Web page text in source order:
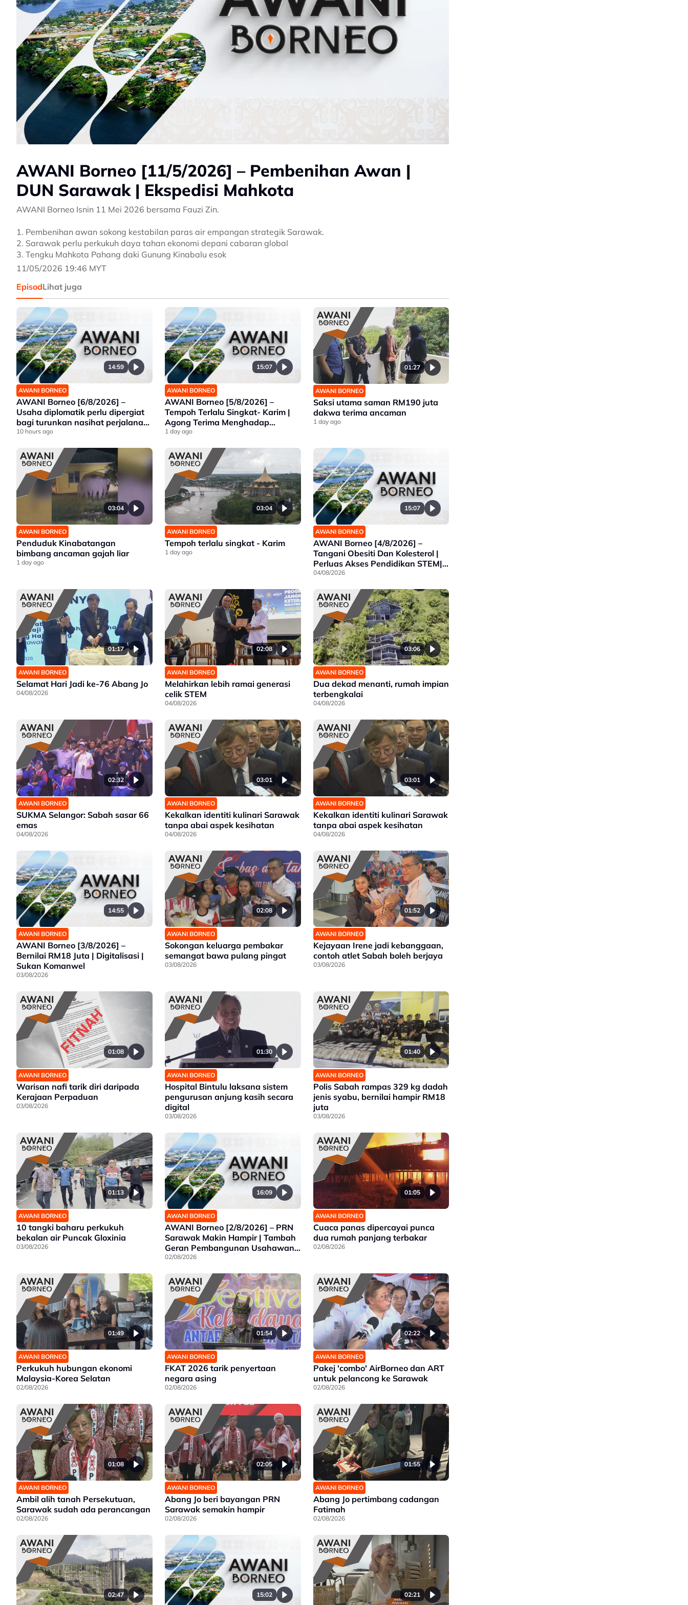
AWANI Borneo [11/5/2026] – Pembenihan Awan |
DUN Sarawak | Ekspedisi Mahkota
AWANI Borneo Isnin 11 Mei 2026 bersama Fauzi Zin.
1. Pembenihan awan sokong kestabilan paras air empangan strategik Sarawak.
2. Sarawak perlu perkukuh daya tahan ekonomi depani cabaran global
3. Tengku Mahkota Pahang daki Gunung Kinabalu esok
11/05/2026 19:46 MYT
EpisodLihat juga
14:59
AWANI BORNEO
AWANI Borneo [6/8/2026] –
Usaha diplomatik perlu dipergiat
bagi turunkan nasihat perjalanan
ke ESSZONE – Hajiji | Politeknik
keperluan industri Sabah |
Jawatankuasa khas ditubuh
perkasa usaha beli produk
tempatan
10 hours ago
15:07
AWANI BORNEO
AWANI Borneo [5/8/2026] –
Tempoh Terlalu Singkat- Karim |
Agong Terima Menghadap
Premier Sarawak | Ancaman
1 day ago
01:27
AWANI BORNEO
Saksi utama saman RM190 juta
dakwa terima ancaman
1 day ago
03:04
AWANI BORNEO
Penduduk Kinabatangan
bimbang ancaman gajah liar
1 day ago
03:04
AWANI BORNEO
Tempoh terlalu singkat - Karim
1 day ago
15:07
AWANI BORNEO
AWANI Borneo [4/8/2026] –
Tangani Obesiti Dan Kolesterol |
Perluas Akses Pendidikan STEM|
Sabah Intai Juara SUKMA
04/08/2026
01:17
AWANI BORNEO
Selamat Hari Jadi ke-76 Abang Jo
04/08/2026
02:08
AWANI BORNEO
Melahirkan lebih ramai generasi
celik STEM
04/08/2026
03:06
AWANI BORNEO
Dua dekad menanti, rumah impian
terbengkalai
04/08/2026
02:32
AWANI BORNEO
SUKMA Selangor: Sabah sasar 66
emas
04/08/2026
03:01
AWANI BORNEO
Kekalkan identiti kulinari Sarawak
tanpa abai aspek kesihatan
04/08/2026
03:01
AWANI BORNEO
Kekalkan identiti kulinari Sarawak
tanpa abai aspek kesihatan
04/08/2026
14:55
AWANI BORNEO
AWANI Borneo [3/8/2026] –
Bernilai RM18 Juta | Digitalisasi |
Sukan Komanwel
03/08/2026
02:08
AWANI BORNEO
Sokongan keluarga pembakar
semangat bawa pulang pingat
03/08/2026
01:52
AWANI BORNEO
Kejayaan Irene jadi kebanggaan,
contoh atlet Sabah boleh berjaya
03/08/2026
01:08
AWANI BORNEO
Warisan nafi tarik diri daripada
Kerajaan Perpaduan
03/08/2026
01:30
AWANI BORNEO
Hospital Bintulu laksana sistem
pengurusan anjung kasih secara
digital
03/08/2026
01:40
AWANI BORNEO
Polis Sabah rampas 329 kg dadah
jenis syabu, bernilai hampir RM18
juta
03/08/2026
01:13
AWANI BORNEO
10 tangki baharu perkukuh
bekalan air Puncak Gloxinia
03/08/2026
16:09
AWANI BORNEO
AWANI Borneo [2/8/2026] – PRN
Sarawak Makin Hampir | Tambah
Geran Pembangunan Usahawan
Wanita | Projek Empangan Air
02/08/2026
01:05
AWANI BORNEO
Cuaca panas dipercayai punca
dua rumah panjang terbakar
02/08/2026
01:49
AWANI BORNEO
Perkukuh hubungan ekonomi
Malaysia-Korea Selatan
02/08/2026
01:54
AWANI BORNEO
FKAT 2026 tarik penyertaan
negara asing
02/08/2026
02:22
AWANI BORNEO
Pakej 'combo' AirBorneo dan ART
untuk pelancong ke Sarawak
02/08/2026
01:08
AWANI BORNEO
Ambil alih tanah Persekutuan,
Sarawak sudah ada perancangan
02/08/2026
02:05
AWANI BORNEO
Abang Jo beri bayangan PRN
Sarawak semakin hampir
02/08/2026
01:55
AWANI BORNEO
Abang Jo pertimbang cadangan
Fatimah
02/08/2026
02:47 15:02 02:21